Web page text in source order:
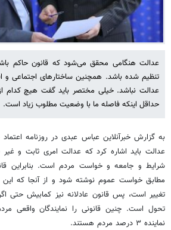
عدالت هنگامی محقق می‌شود که قانون حاکم
تنظیم شده باشد. همچنین ساختارهای اجتماعی و
عدالت نباشد. خیلی مختصر باید گفت هیچ کدام
حداقل اینکه فاصله ما با وضعیت مطلوب زیاد است.
به گزارش خبرآنلاین عباس عبدی در روزنامه
عدالت باید اشاره کرد که عدالت امری ثابت و غیر
شرایط و جامعه و خواست مردم است. بنابراین
مطابق خواست عموم نوشته شود و از آنجا که
تغییر است، پس قانون عادلانه نیز کمابیش
تحول است. چنین قانونی را نمایندگان واقعی
نماینده ۳ درصد مردم هستند.